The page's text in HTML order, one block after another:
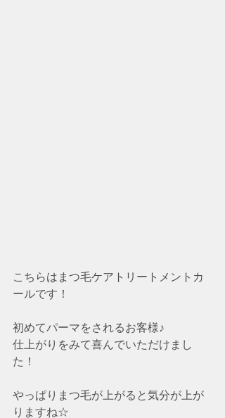
こちらはまつ毛ケアトリートメントカ
ールです！
初めてパーマをされるお客様♪
仕上がりをみて喜んでいただけまし
た！
やっぱりまつ毛が上がると気分が上が
りますね☆